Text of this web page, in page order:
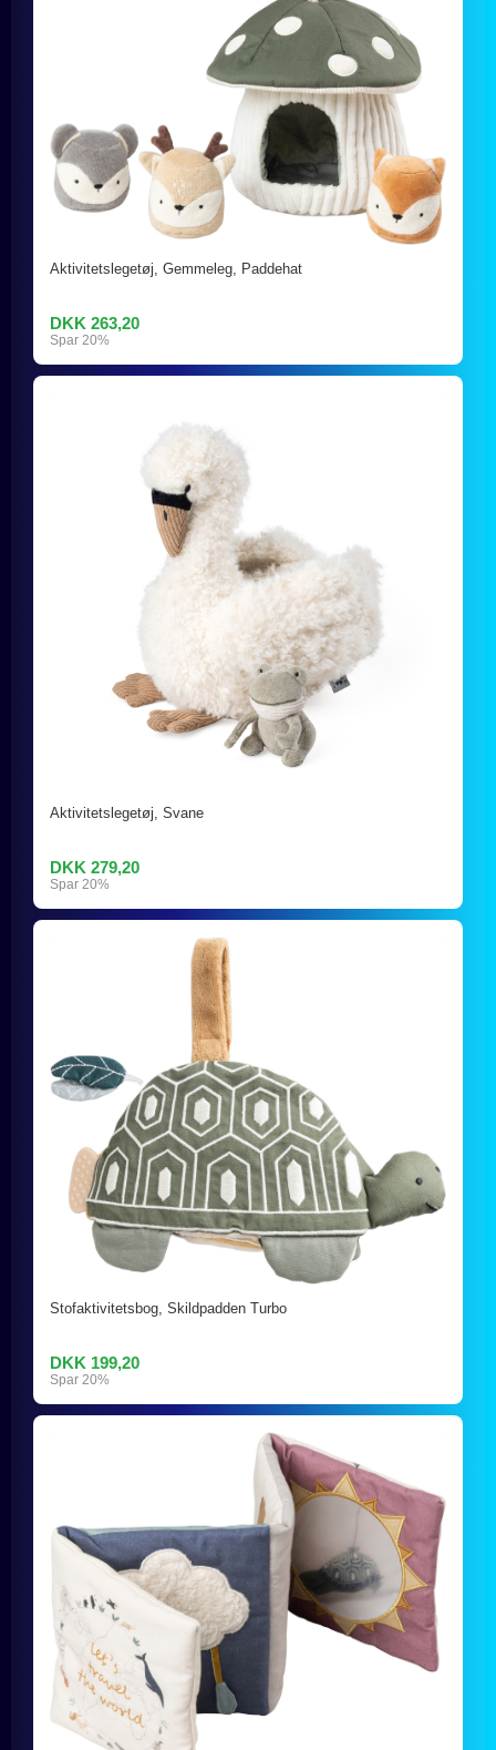
Aktivitetslegetøj, Gemmeleg, Paddehat
DKK 263,20
Spar 20%
Aktivitetslegetøj, Svane
DKK 279,20
Spar 20%
Stofaktivitetsbog, Skildpadden Turbo
DKK 199,20
Spar 20%